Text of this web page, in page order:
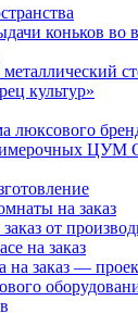
коньков во
культур»
люксового
ЦУМ
на заказ
от
на заказ
на заказ —